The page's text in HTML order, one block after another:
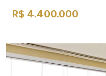
R$ 4.400.000